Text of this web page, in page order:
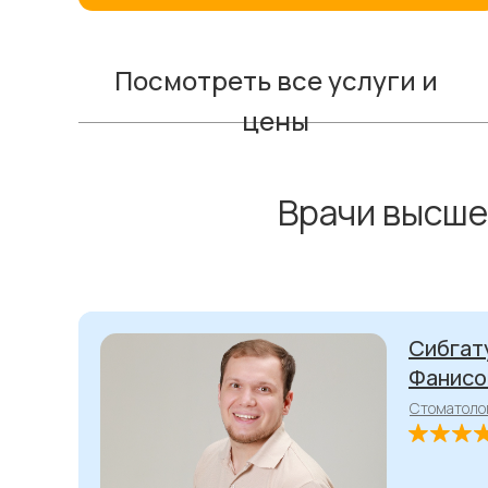
Посмотреть все услуги и
цены
Врачи
Ильич